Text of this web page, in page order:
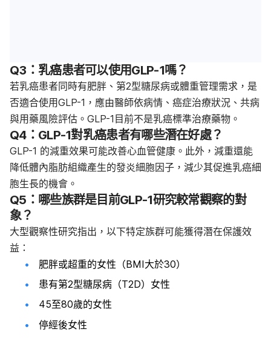
Q3：乳癌患者可以使用GLP-1嗎？
若乳癌患者同時有肥胖、第2型糖尿病或體重管理需求，是
否適合使用GLP-1，應由醫師依病情、癌症治療狀況、共病
與用藥風險評估。GLP-1目前不是乳癌標準治療藥物。
Q4：GLP-1對乳癌患者有哪些潛在好處？
GLP-1 的減重效果可能改善心血管健康。此外，減重還能
降低體內脂肪組織產生的發炎細胞因子，減少其促進乳癌細
胞生長的機會。
Q5： 哪些族群是目前GLP-1研究較常觀察的對
象？
大型觀察性研究指出，以下特定族群可能獲得潛在保護效
益：
肥胖或超重的女性（BMI大於30）
患有第2型糖尿病（T2D）女性
45至80歲的女性
停經後女性